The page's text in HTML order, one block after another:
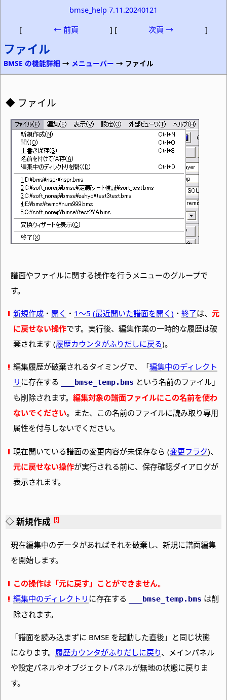
bmse_help 7.11.20240121
[ ← 前頁 ] [ 次頁 → ]
ファイル
BMSE の機能詳細 → メニューバー → ファイル
ファイル
譜面やファイルに関する操作を行うメニューのグループで
す。
新規作成 ・ 開く ・ 1～5 (最近開いた譜面を開く) ・終了は、元
に戻せない操作です。実行後、編集作業の一時的な履歴は破
棄されます (履歴カウンタがふりだしに戻る)。
編集履歴が破棄されるタイミングで、 「編集中のディレクト
リ に存在する ___bmse_temp.bms という名前のファイル」
も削除されます。編集対象の譜面ファイルにこの名前を使わ
ないでください。また、この名前のファイルに読み取り専用
属性を付与しないでください。
現在開いている譜面の変更内容が未保存なら (変更フラグ)、
元に戻せない操作が実行される前に、保存確認ダイアログが
表示されます。
新規作成
現在編集中のデータがあればそれを破棄し、新規に譜面編集
を開始します。
この操作は「元に戻す」ことができません。
編集中のディレクトリ に存在する ___bmse_temp.bms は削
除されます。
「譜面を読み込まずに BMSE を起動した直後」と同じ状態
になります。 履歴カウンタがふりだしに戻り、メインパネル
や設定パネルやオブジェクトパネルが無地の状態に戻りま
す。